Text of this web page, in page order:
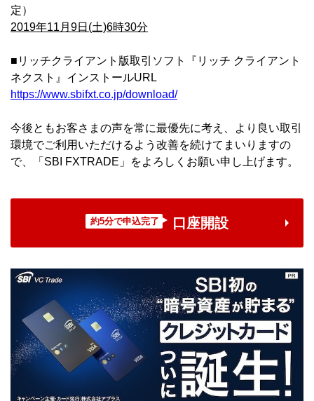
定）
2019年11月9日(土)6時30分
■リッチクライアント版取引ソフト『リッチ クライアント
ネクスト』インストールURL
https://www.sbifxt.co.jp/download/
今後ともお客さまの声を常に最優先に考え、より良い取引
環境でご利用いただけるよう改善を続けてまいりますの
で、「SBI FXTRADE」をよろしくお願い申し上げます。
約5分で申込完了 口座開設